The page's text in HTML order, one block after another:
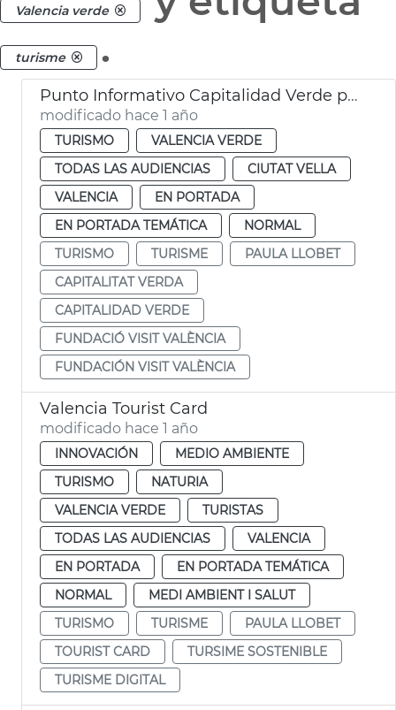
Valencia verde
turisme .
Punto Informativo Capitalidad Verde plaza de la Reina
modificado hace 1 año
TURISMO
VALENCIA VERDE
TODAS LAS AUDIENCIAS
CIUTAT VELLA
VALENCIA
EN PORTADA
EN PORTADA TEMÁTICA
NORMAL
TURISMO
TURISME
PAULA LLOBET
CAPITALITAT VERDA
CAPITALIDAD VERDE
FUNDACIÓ VISIT VALÈNCIA
FUNDACIÓN VISIT VALÈNCIA
Valencia Tourist Card
modificado hace 1 año
INNOVACIÓN
MEDIO AMBIENTE
TURISMO
NATURIA
VALENCIA VERDE
TURISTAS
TODAS LAS AUDIENCIAS
VALENCIA
EN PORTADA
EN PORTADA TEMÁTICA
NORMAL
MEDI AMBIENT I SALUT
TURISMO
TURISME
PAULA LLOBET
TOURIST CARD
TURSIME SOSTENIBLE
TURISME DIGITAL